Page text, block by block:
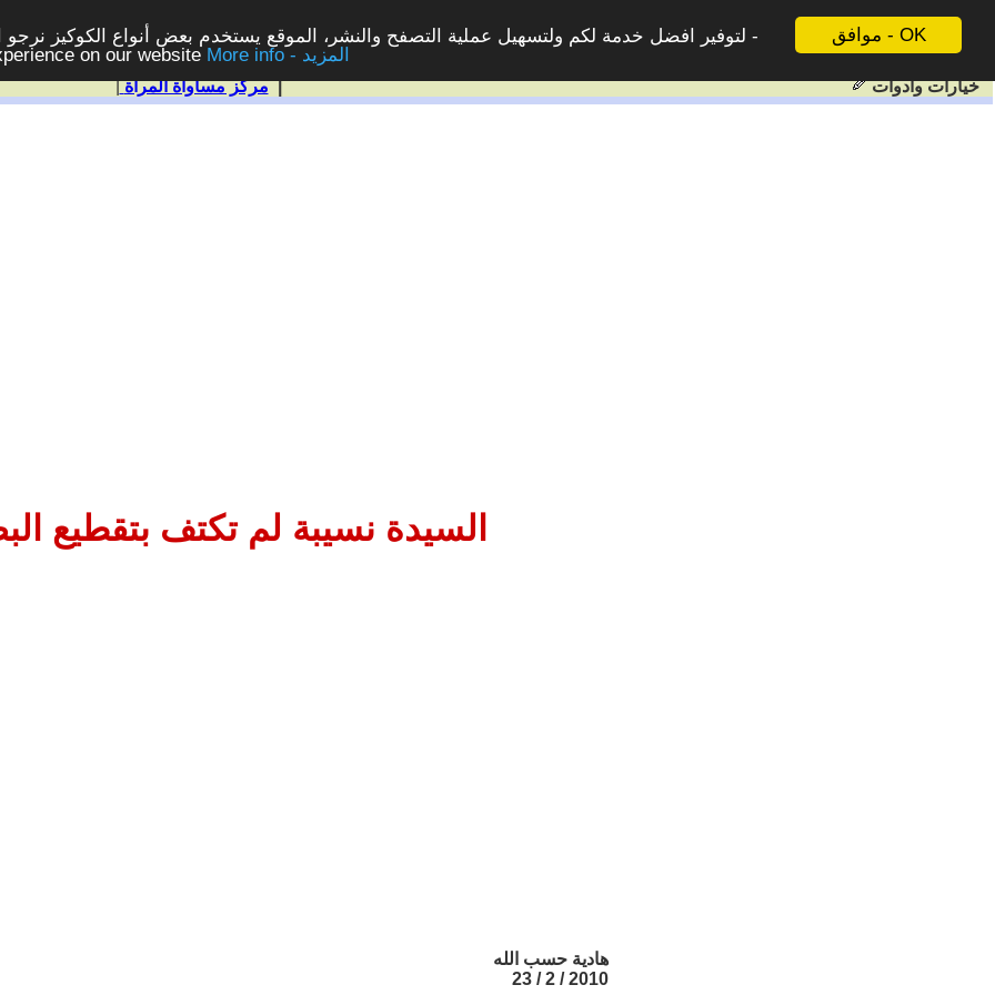
موافق - OK
لتوفير افضل خدمة لكم ولتسهيل عملية التصفح والنشر، الموقع يستخدم بعض أنواع الكوكيز
on our website
More info - المزيد
| مركز مساواة المرأة| خيارات وادوات
السيدة نسيبة لم تكتف بتقطيع
هادية حسب الله
2010 / 2 / 23